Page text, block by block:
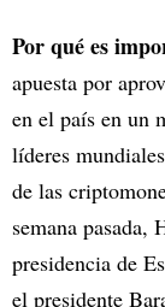
Por qué es
apuesta por
en el país en un
líderes
de las
semana
presidencia de
el presidente